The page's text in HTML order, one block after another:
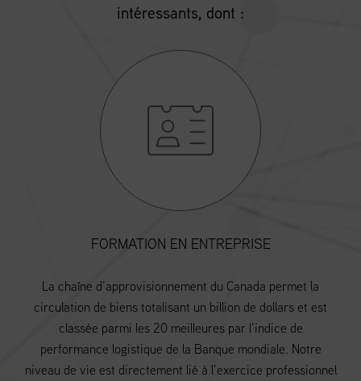
intéressants, dont :
FORMATION EN ENTREPRISE
La chaîne d’approvisionnement du Canada permet la
circulation de biens totalisant un billion de dollars et est
classée parmi les 20 meilleures par l’indice de
performance logistique de la Banque mondiale. Notre
niveau de vie est directement lié à l’exercice professionnel